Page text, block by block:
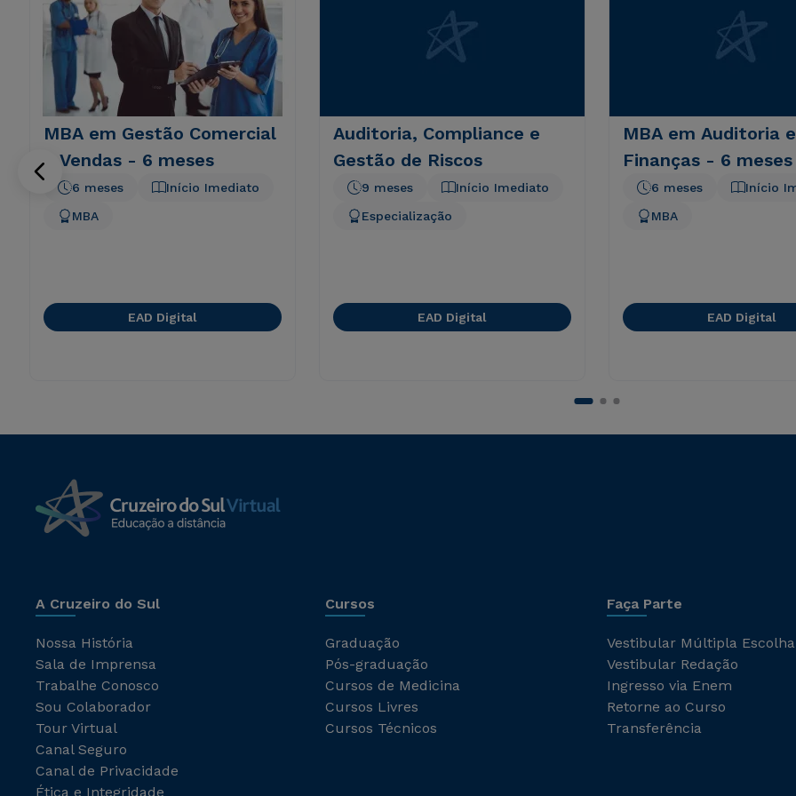
MBA em Gestão Comercial
e Vendas - 6 meses
Início Imediato
6 meses
MBA
EAD Digital
Auditoria, Compliance e
Gestão de Riscos
Início Imediato
9 meses
Especialização
EAD Digital
MBA em Auditoria e
Finanças - 6 meses
Início
6 meses
MBA
EAD Digital
A Cruzeiro do Sul
Nossa História
Sala de Imprensa
Trabalhe Conosco
Sou Colaborador
Tour Virtual
Canal Seguro
Canal de Privacidade
Ética e Integridade
Cursos
Graduação
Pós-graduação
Cursos de Medicina
Cursos Livres
Cursos Técnicos
Faça Parte
Vestibular Múltipla Escolha
Vestibular Redação
Ingresso via Enem
Retorne ao Curso
Transferência